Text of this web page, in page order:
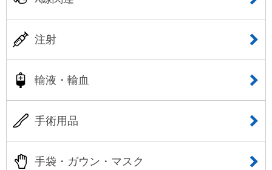
注射
輸液・輸血
手術用品
手袋・ガウン・マスク